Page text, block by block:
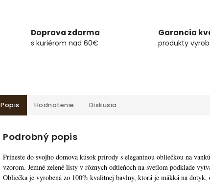
Doprava zdarma
s kuriérom nad 60€
Garancia
produkty
Popis Hodnotenie Diskusia
Podrobný popis
Prineste do svojho domova kúsok prírody s elegantnou obliečkou na
vzorom. Jemné zelené listy v rôznych odtieňoch na svetlom podklade
Obliečka je vyrobená zo 100% kvalitnej bavlny, ktorá je mäkká na dotyk,